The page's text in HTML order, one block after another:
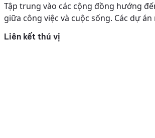
Tập trung vào các cộng đồng hướng
giữa công việc và cuộc sống. Các dự
Liên kết thú vị